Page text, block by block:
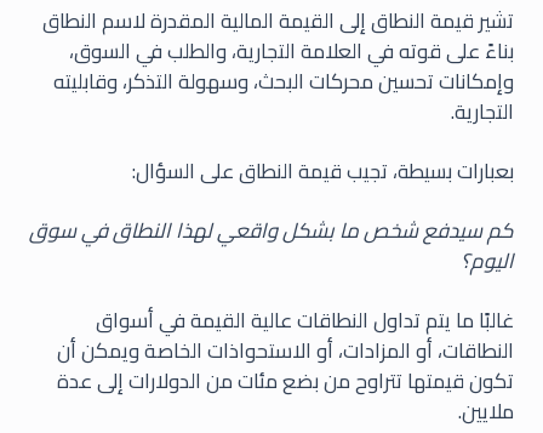
تشير قيمة النطاق إلى القيمة المالية المقدرة لاسم النطاق
بناءً على قوته في العلامة التجارية، والطلب في السوق،
وإمكانات تحسين محركات البحث، وسهولة التذكر، وقابليته
التجارية.
بعبارات بسيطة، تجيب قيمة النطاق على السؤال:
كم سيدفع شخص ما بشكل واقعي لهذا النطاق في سوق
اليوم؟
غالبًا ما يتم تداول النطاقات عالية القيمة في أسواق
النطاقات، أو المزادات، أو الاستحواذات الخاصة ويمكن أن
تكون قيمتها تتراوح من بضع مئات من الدولارات إلى عدة
ملايين.